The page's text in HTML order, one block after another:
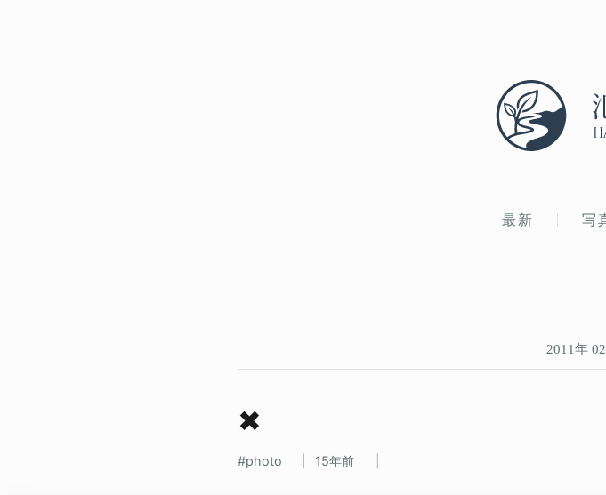
最新 写
2011年
✖
photo 15年前